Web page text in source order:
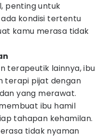
penting untuk
kondisi tertentu
kamu merasa tidak
terapeutik lainnya, ibu
terapi pijat dengan
yang merawat.
ibu hamil
tahapan kehamilan.
tidak nyaman